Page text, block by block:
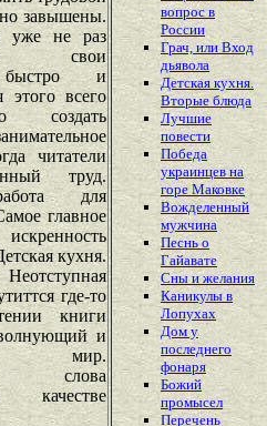
завышены.
уже не раз
свои
быстро и
этого всего
создать
читатели
труд.
для
главное
кухня.
где-то
книги
и
мир.
слова
вопрос в
России
Грач, или Вход
дьявола
Детская кухня.
Вторые блюда
Лучшие
повести
Победа
украинцев на
горе Маковке
Вожделенный
мужчина
Песнь о
Гайавате
Сны и желания
Каникулы в
Лопухах
Дом у
последнего
фонаря
Божий
промысел
Перечень